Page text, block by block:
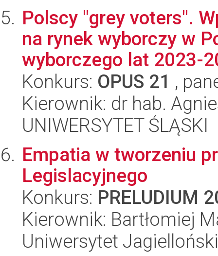
Polscy "grey voters".
na rynek wyborczy w
wyborczego lat 2023-
Konkurs: OPUS 21 ,
Kierownik: dr hab.
UNIWERSYTET ŚLĄSKI
Empatia w tworzeniu
Legislacyjnego
Konkurs: PRELUDIUM
Kierownik: Bartłomiej
Uniwersytet